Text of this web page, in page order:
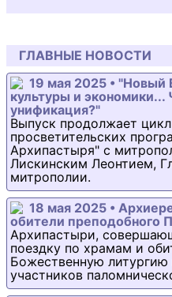
ГЛАВНЫЕ НОВОСТИ
19 мая 2025 • "Новый
культуры и экономики...
унификация?"
Выпуск продолжает
просветительских
Архипастыря" с
Лискинским Леонтием,
митрополии.
18 мая 2025 •
обители преподобного
Архипастыри,
поездку по храмам и
Божественную
участников